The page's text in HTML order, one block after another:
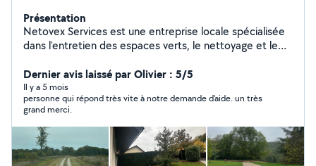
Présentation
Netovex Services est une entreprise locale spécialisée
dans l'entretien des espaces verts, le nettoyage et le
prestations ponctuelles ou récurrentes, aussi bien pour
les particuliers que pour les professionnels (agences
immobilières, syndics, promoteurs, artisans). Nos
engagements : Réactivité et respect des délais Travail
soigné et chantiers propres Devis clairs et rapides
Interventions fiables, même en urgence Zone
d'intervention : Metz et alentours.
Dernier avis laissé par Olivier : 5/5
Il y a 5 mois
personne qui répond très vite à notre demande d'aide. un très
grand merci.